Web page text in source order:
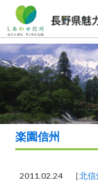
楽園信州
2011.02.24 ［北信